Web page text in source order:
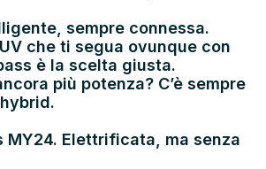
sempre connessa.
che ti segua ovunque con
è la scelta giusta.
più potenza? C’è sempre
MY24. Elettrificata, ma senza